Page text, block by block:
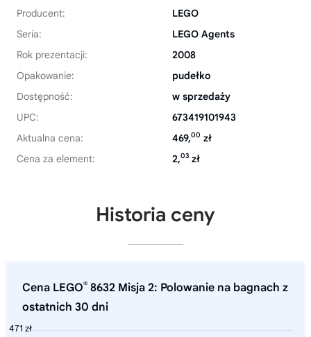
Producent:
LEGO
Seria:
LEGO Agents
Rok prezentacji:
2008
Opakowanie:
pudełko
Dostępność:
w sprzedaży
UPC:
673419101943
Aktualna cena:
469,00 zł
Cena za element:
2,03 zł
Historia ceny
Cena LEGO® 8632 Misja 2: Polowanie na bagnach z
ostatnich 30 dni
471 zł